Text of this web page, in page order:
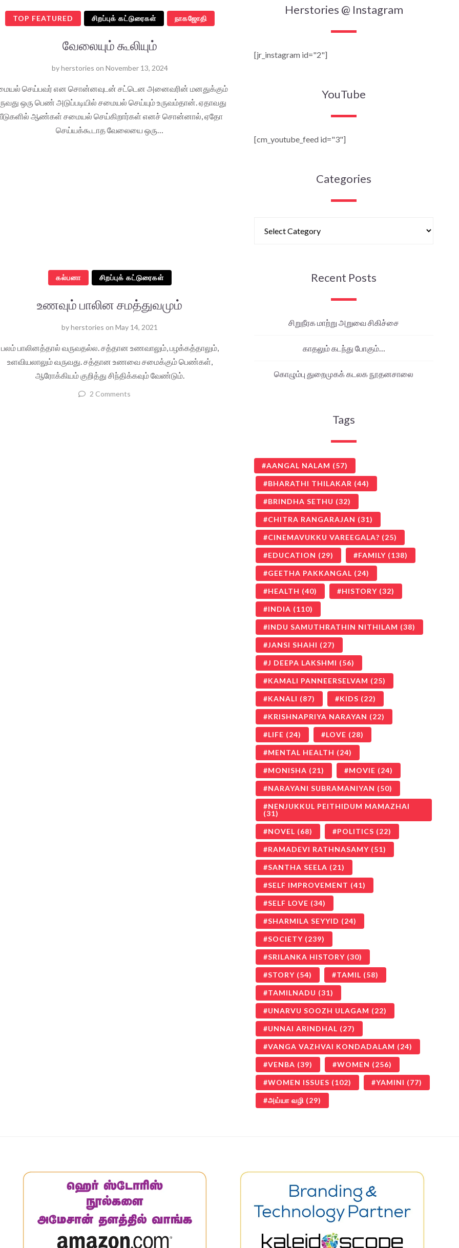
TOP FEATURED சிறப்புக் கட்டுரைகள் நாகஜோதி
வேலையும் கூலியும்
byherstories on November 13, 2024
செய்பவர் என சொன்னவுடன் சட்டென அனைவரின் மனதுக்கும்
ஒரு பெண் அடுப்படியில் சமையல் செய்யும் உருவம்தான். ஏதாவது
ஆண்கள் சமையல் செய்கிறார்கள் எனச் சொன்னால், ஏதோ
செய்யக்கூடாத வேலையை ஒரு…
கல்பனா சிறப்புக் கட்டுரைகள்
உணவும் பாலின சமத்துவமும்
byherstories on May 14, 2021
பலம் பாலினத்தால் வருவதல்ல. சத்தான உணவாலும், பழக்கத்தாலும்,
உளவியலாலும் வருவது. சத்தான உணவை சமைக்கும் பெண்கள்,
ஆரோக்கியம் குறித்து சிந்திக்கவும் வேண்டும்.
2 Comments
Herstories @ Instagram
[jr_instagram id="2"]
YouTube
[cm_youtube_feed id="3"]
Categories
Recent Posts
சிறுநீரக மாற்று அறுவை சிகிச்சை
காதலும் கடந்து போகும்…
கொழும்பு துறைமுகக் கடலக நூதனசாலை
Tags
AANGAL NALAM (57)
BHARATHI THILAKAR (44)
BRINDHA SETHU (32)
CHITRA RANGARAJAN (31)
CINEMAVUKKU VAREEGALA? (25)
EDUCATION (29) FAMILY (138)
GEETHA PAKKANGAL (24)
HEALTH (40) HISTORY (32)
INDIA (110)
INDU SAMUTHRATHIN NITHILAM (38)
JANSI SHAHI (27)
J DEEPA LAKSHMI (56)
KAMALI PANNEERSELVAM (25)
KANALI (87) KIDS (22)
KRISHNAPRIYA NARAYAN (22)
LIFE (24) LOVE (28)
MENTAL HEALTH (24)
MONISHA (21) MOVIE (24)
NARAYANI SUBRAMANIYAN (50)
NENJUKKUL PEITHIDUM MAMAZHAI
(31)
NOVEL (68) POLITICS (22)
RAMADEVI RATHNASAMY (51)
SANTHA SEELA (21)
SELF IMPROVEMENT (41)
SELF LOVE (34)
SHARMILA SEYYID (24)
SOCIETY (239)
SRILANKA HISTORY (30)
STORY (54) TAMIL (58)
TAMILNADU (31)
UNARVU SOOZH ULAGAM (22)
UNNAI ARINDHAL (27)
VANGA VAZHVAI KONDADALAM (24)
VENBA (39) WOMEN (256)
WOMEN ISSUES (102) YAMINI (77)
அய்யா வழி (29)